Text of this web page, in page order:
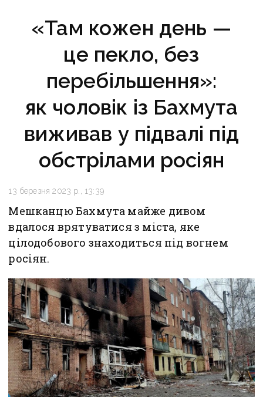
«Там кожен день —
це пекло, без
перебільшення»:
як чоловік із Бахмута
виживав у підвалі під
обстрілами росіян
13 березня 2023 р., 13:39
Мешканцю Бахмута майже дивом
вдалося врятуватися з міста, яке
цілодобового знаходиться під вогнем
росіян.